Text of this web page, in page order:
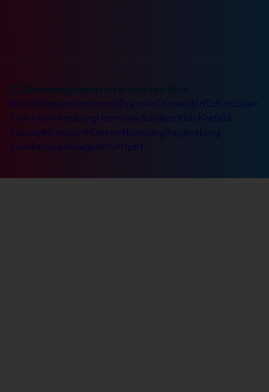
21 Schulungszentren erwarten dich
Berlin Bremen Dortmund ErfurtEssen
FrankfurtHamburgHannover
Krefeld
LeipzigMünchen Münster
SaarbrückenSiegen Stuttgart